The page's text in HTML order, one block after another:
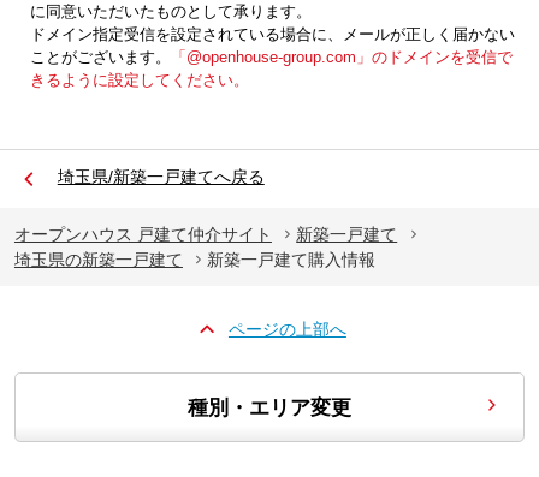
に同意いただいたものとして承ります。
ドメイン指定受信を設定されている場合に、メールが正しく届かない
ことがございます。
「@openhouse-group.com」のドメインを受信で
きるように設定してください。
埼玉県/新築一戸建てへ戻る
オープンハウス 戸建て仲介サイト
新築一戸建て
埼玉県の新築一戸建て
新築一戸建て購入情報
ページの上部へ
種別・エリア変更